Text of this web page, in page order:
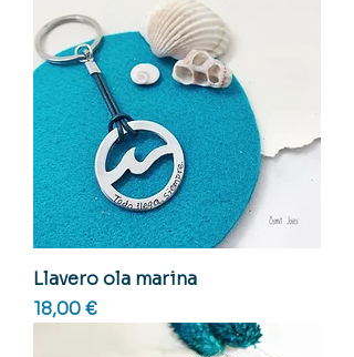
Llavero ola marina
Precio
18,00 €